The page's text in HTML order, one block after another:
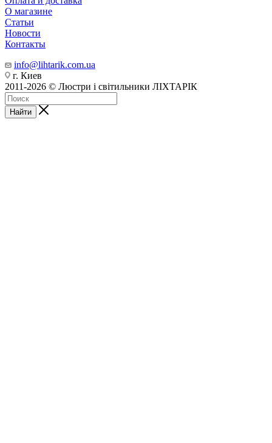
О магазине
Статьи
Новости
Контакты
info@lihtarik.com.ua
г. Киев
2011-2026 © Люстри і світильники ЛІХТАРІК
Найти